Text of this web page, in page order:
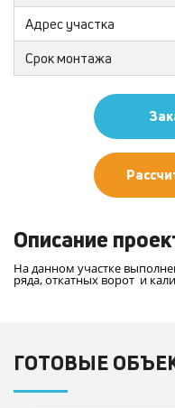
Адрес участка
Срок монтажа
Описание
На данном участке
ряда, откатных ворот и
ГОТОВЫЕ